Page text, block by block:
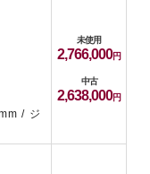
/ ジ
未使用
2,766,000
中古
2,638,000